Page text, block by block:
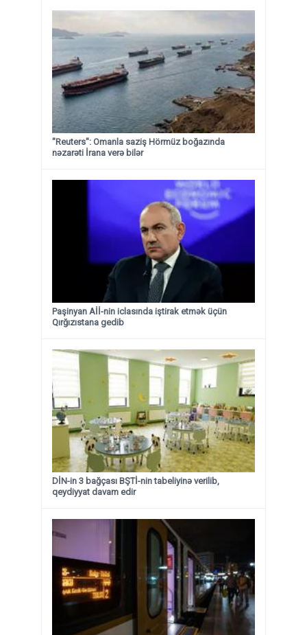
"Reuters": Omanla saziş Hörmüz boğazında
nəzarəti İrana verə bilər
Paşinyan Aİİ-nin iclasında iştirak etmək üçün
Qırğızıstana gedib
DİN-in 3 bağçası BŞTİ-nin tabeliyinə verilib,
qeydiyyat davam edir